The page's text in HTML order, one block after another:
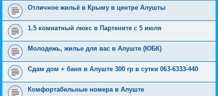
Отличное жильё в Крыму в центре Алушты
1.5 комнатный люкс в Партените с 5 июля
Молодежь, жилье для вас в Алуште (ЮБК)
Сдам дом + баня в Алуште 300 гр в сутки 063-6333-440
Комфортабельные номера в Алуште